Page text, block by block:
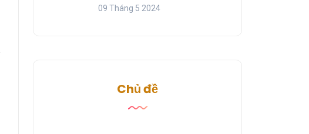
09 Tháng 5 2024
Chủ đề